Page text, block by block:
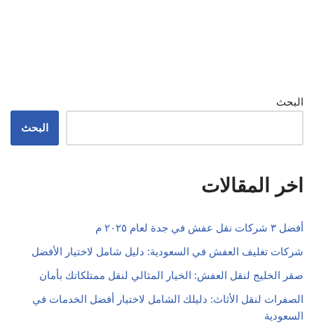
البحث
البحث
اخر المقالات
أفضل ٣ شركات نقل عفش في جدة لعام ٢٠٢٥ م
شركات تغليف العفش في السعودية: دليل شامل لاختيار الأفضل
صقر الخليج لنقل العفش: الخيار المثالي لنقل ممتلكاتك بأمان
الصفرات لنقل الأثاث: دليلك الشامل لاختيار أفضل الخدمات في
السعودية